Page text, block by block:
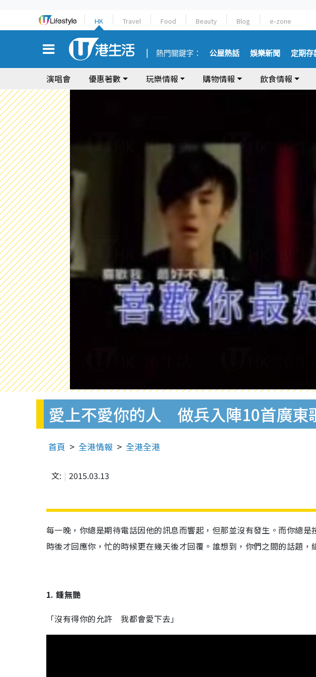
HK Travel Food Beauty Blog e-zone
熱門關鍵字： 公屋熱話 娛樂新聞 定期存
演唱會 優惠著數 玩樂情報 購物情報 飲食情報
愛上不愛你的人 做兵入陣10首廣東
首頁 全港情報 全港全港
文: 2015.03.13
每一晚，你總是期待電話因他的訊息而響起，但那並沒有發生。而你總
時後才回應你，忙的時候更在幾天後才回覆。誰想到，你們之間的話題，
1. 鍾無艷
「沒有得你的允許 我都會愛下去」